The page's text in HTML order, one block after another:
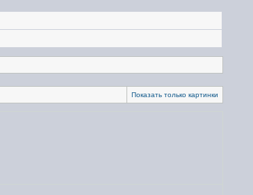
Показать только картинки